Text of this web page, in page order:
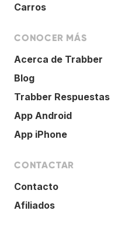
Carros
CONOCER MÁS
Acerca de Trabber
Blog
Trabber Respuestas
App Android
App iPhone
CONTACTAR
Contacto
Afiliados